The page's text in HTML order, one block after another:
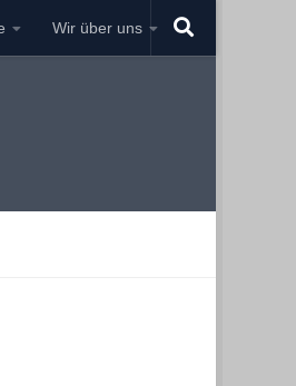
Wir über uns